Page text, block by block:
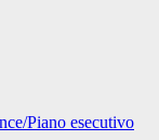
Piano esecutivo